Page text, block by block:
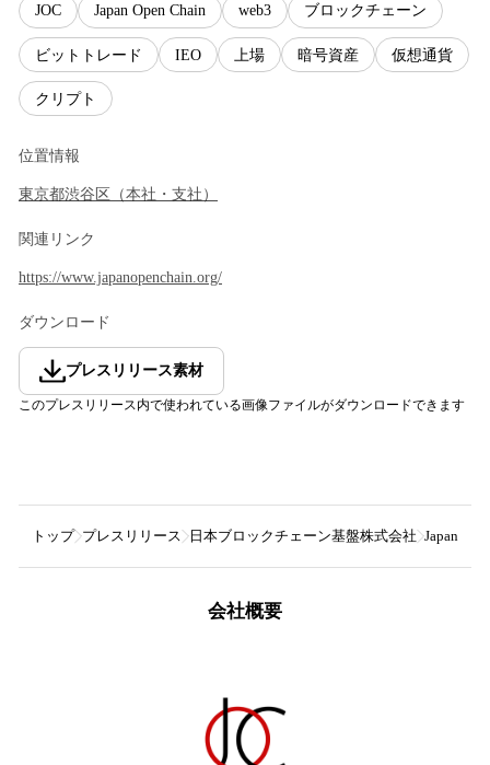
JOC Japan Open Chain web3 ブロックチェーン
ビットトレード IEO 上場 暗号資産 仮想通貨
クリプト
位置情報
東京都渋谷区 （本社・支社 ）
関連リンク
https://www.japanopenchain.org/
ダウンロード
プレスリリース素材
このプレスリリース内で使われている画像ファイルがダウンロードできます
トップ プレスリリース 日本ブロックチェーン基盤株式会社 Japan
会社概要